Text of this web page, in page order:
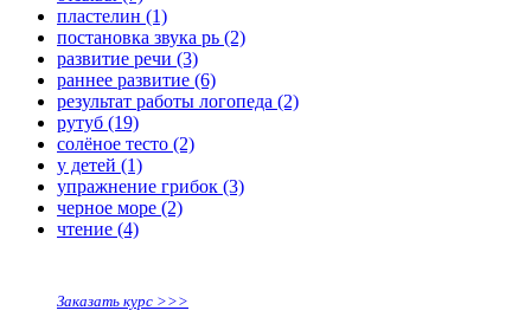
пластелин (1)
постановка звука рь (2)
развитие речи (3)
раннее развитие (6)
результат работы логопеда (2)
рутуб (19)
солёное тесто (2)
у детей (1)
упражнение грибок (3)
черное море (2)
чтение (4)
Заказать курс >>>